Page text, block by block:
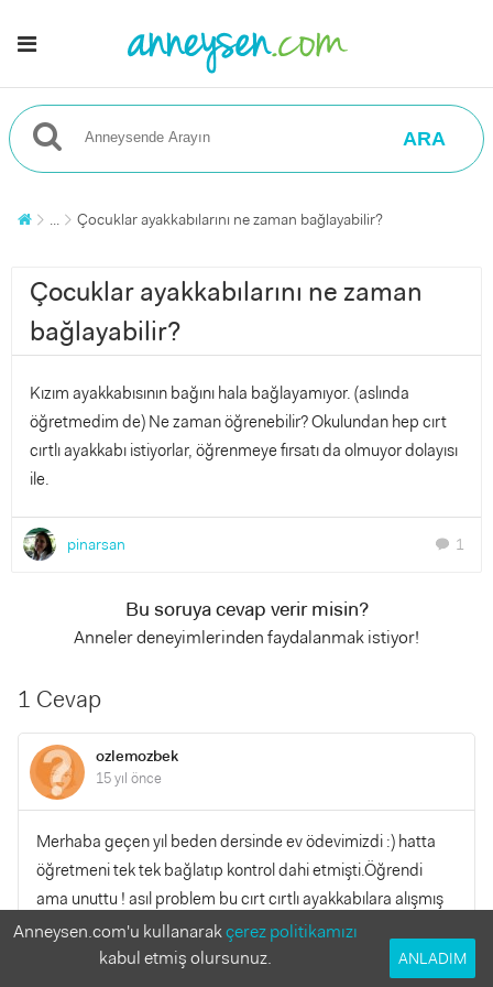
ARA
... Çocuklar ayakkabılarını ne zaman bağlayabilir?
Çocuklar ayakkabılarını ne zaman
bağlayabilir?
Kızım ayakkabısının bağını hala bağlayamıyor. (aslında
öğretmedim de) Ne zaman öğrenebilir? Okulundan hep cırt
cırtlı ayakkabı istiyorlar, öğrenmeye fırsatı da olmuyor dolayısı
ile.
pinarsan chat 1
Bu soruya cevap verir misin?
Anneler deneyimlerinden faydalanmak istiyor!
1 Cevap
ozlemozbek
15 yıl önce
Merhaba geçen yıl beden dersinde ev ödevimizdi :) hatta
öğretmeni tek tek bağlatıp kontrol dahi etmişti.Öğrendi
ama unuttu ! asıl problem bu cırt cırtlı ayakkabılara alışmış
olmamız rahatlığı açısından tercih sebebi ama ayakkabı
bağlamayı öğrendikten sonra pratik yapmalılar ki
Anneysen.com'u kullanarakçerez politikamızı
kabul etmiş olursunuz.
ANLADIM